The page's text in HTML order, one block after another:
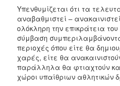
Υπενθυμίζεται ότι τα
αναβαθμιστεί –
ολόκληρη την επικράτεια
σύμβαση
περιοχές όπου είτε θα
χαρές, είτε θα
παράλληλα θα φτιαχτούν
χώροι υπαίθριων αθλητικών